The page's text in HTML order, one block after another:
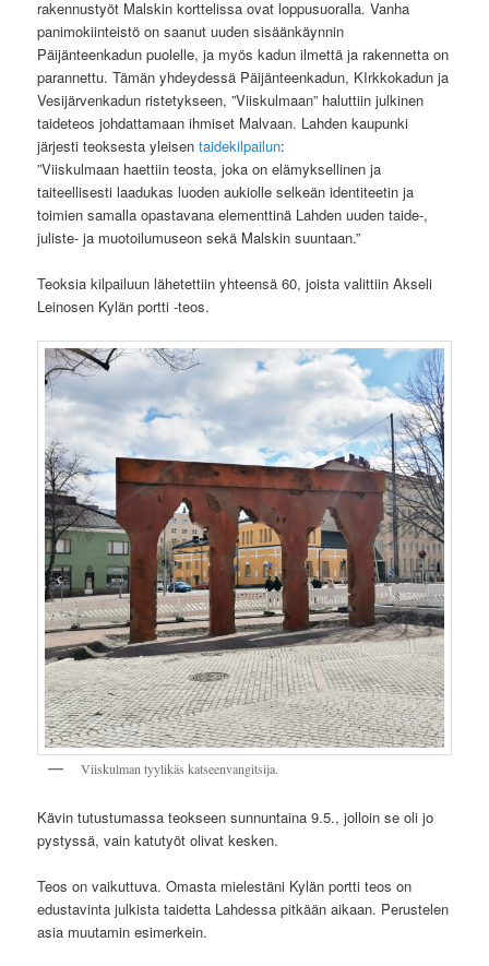
rakennustyöt Malskin korttelissa ovat loppusuoralla. Vanha
panimokiinteistö on saanut uuden sisäänkäynnin
Päijänteenkadun puolelle, ja myös kadun ilmettä ja rakennetta on
parannettu. Tämän yhdeydessä Päijänteenkadun, KIrkkokadun ja
Vesijärvenkadun ristetykseen, ”Viiskulmaan” haluttiin julkinen
taideteos johdattamaan ihmiset Malvaan. Lahden kaupunki
järjesti teoksesta yleisentaidekilpailun:
”Viiskulmaan haettiin teosta, joka on elämyksellinen ja
taiteellisesti laadukas luoden aukiolle selkeän identiteetin ja
toimien samalla opastavana elementtinä Lahden uuden taide-,
juliste- ja muotoilumuseon sekä Malskin suuntaan.”
Teoksia kilpailuun lähetettiin yhteensä 60, joista valittiin Akseli
Leinosen Kylän portti -teos.
Viiskulman tyylikäs katseenvangitsija.
Kävin tutustumassa teokseen sunnuntaina 9.5., jolloin se oli jo
pystyssä, vain katutyöt olivat kesken.
Teos on vaikuttuva. Omasta mielestäni Kylän portti teos on
edustavinta julkista taidetta Lahdessa pitkään aikaan. Perustelen
asia muutamin esimerkein.